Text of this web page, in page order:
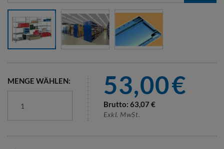
MENGE WÄHLEN: 53,00€
Brutto: 63,07€
Exkl. MwSt.